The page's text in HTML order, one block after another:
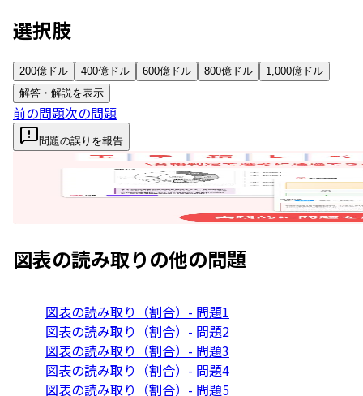
選択肢
200億ドル 400億ドル 600億ドル 800億ドル
1,000億ドル
解答・解説を表示
前の問題次の問題
問題の誤りを報告
図表の読み取りの他の問題
図表の読み取り（割合）- 問題1
図表の読み取り（割合）- 問題2
図表の読み取り（割合）- 問題3
図表の読み取り（割合）- 問題4
図表の読み取り（割合）- 問題5